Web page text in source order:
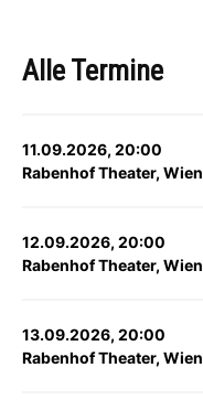
Alle Termine
11.09.2026, 20:00
Rabenhof Theater, Wien
12.09.2026, 20:00
Rabenhof Theater, Wien
13.09.2026, 20:00
Rabenhof Theater, Wien